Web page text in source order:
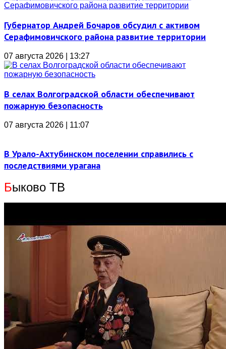
Губернатор Андрей Бочаров обсудил с активом
Серафимовичского района развитие территории
07 августа 2026 | 13:27
В селах Волгоградской области обеспечивают
пожарную безопасность
07 августа 2026 | 11:07
В Урало-Ахтубинском поселении справились с
последствиями урагана
Быково ТВ